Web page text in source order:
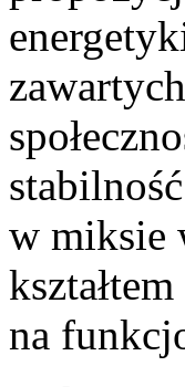
w miksie
na